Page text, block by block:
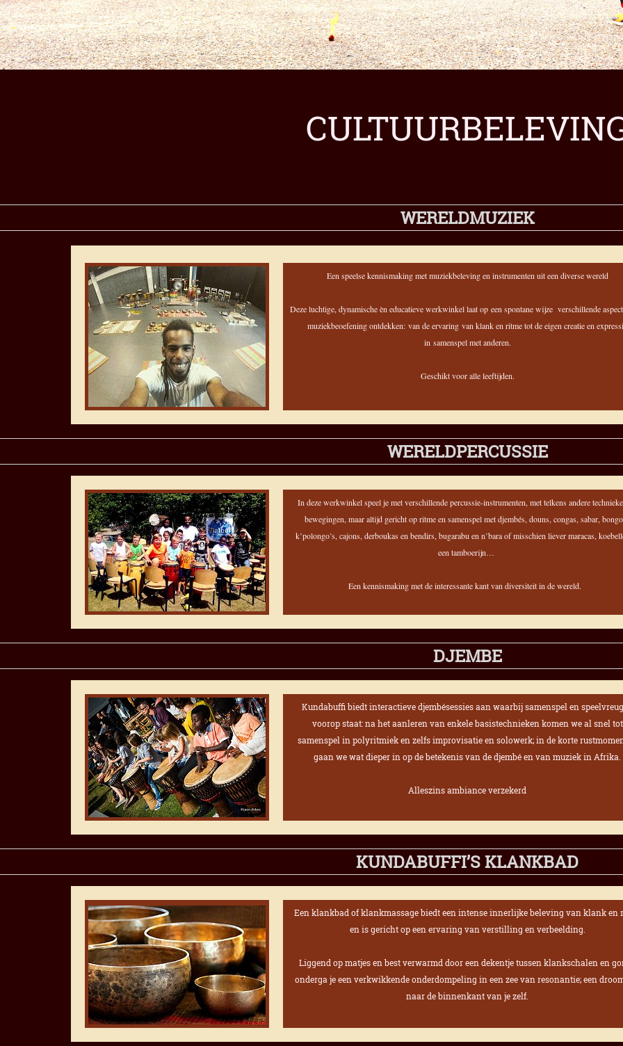
WERELDMUZIEK
Een speelse kennismaking met muziekbeleving en instrumenten uit een diverse wereld
Deze luchtige, dynamische èn educatieve werkwinkel laat op een spontane wijze verschillende
muziekbeoefening ontdekken: van de ervaring van klank en ritme tot de eigen creatie en
in samenspel met anderen.
Geschikt voor alle leeftijden.
WERELDPERCUSSIE
In deze werkwinkel speel je met verschillende percussie-instrumenten, met telkens andere
bewegingen, maar altijd gericht op ritme en samenspel met djembés, douns, congas, sabar,
k’polongo’s, cajons, derboukas en bendirs, bugarabu en n’bara of misschien liever maracas,
een tamboerijn…
Een kennismaking met de interessante kant van diversiteit in de wereld.
DJEMBE
Kundabuffi biedt interactieve djembésessies aan waarbij samenspel en
voorop staat: na het aanleren vanenkele basistechnieken komen we al snel tot
samenspel in polyritmiek en zelfs improvisatie en solowerk; in de korte
gaan we wat dieper in op de betekenis van de djembé en van muziek in Afrika.
Alleszins ambiance verzekerd
KUNDABUFFI’S KLANKBAD
Een klankbad of klankmassage biedt een intense innerlijke beleving van klank en
en is gericht op een ervaring van verstilling en verbeelding.
Liggend op matjes en best verwarmd door een dekentje tussen klankschalen en
onderga je een verkwikkende onderdompeling in een zee van resonantie;een
naar de binnenkant van je zelf.